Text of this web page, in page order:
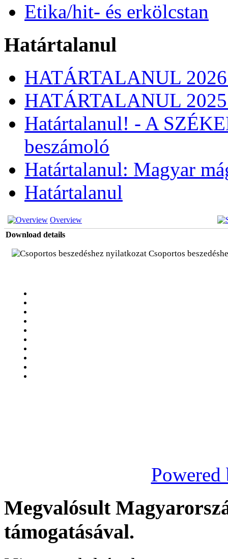
Etika/hit- és erkölcstan
Határtalanul
HATÁRTALANUL
HATÁRTALANUL
Határtalanul! - A
beszámoló
Határtalanul: Magyar
Határtalanul
Overview
Download details
Csoportos
Megvalósult
támogatásával.